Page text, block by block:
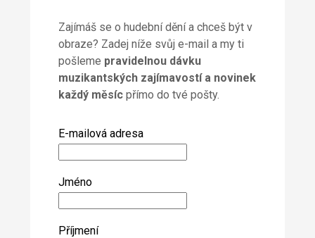
Zajímáš se o hudební dění a chceš být v
obraze? Zadej níže svůj e-mail a my ti
pošleme pravidelnou dávku
muzikantských zajímavostí a novinek
každý měsícpřímo do tvé pošty.
E-mailová adresa
Jméno
Příjmení